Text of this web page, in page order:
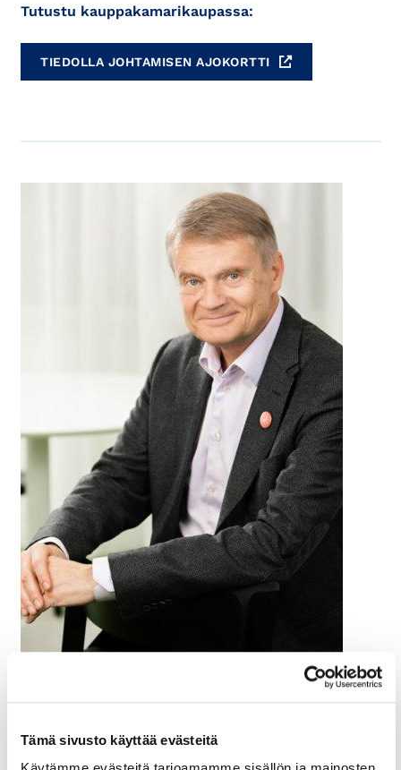
Tämä sivusto käyttää evästeitä
Tutustu kauppakamarikaupassa:
TIEDOLLA JOHTAMISEN AJOKORTTI
on Ratkaisutoimisto
Seedin, Seedigital-yksikön johtaja. Juhanilla on yli
aloilta.